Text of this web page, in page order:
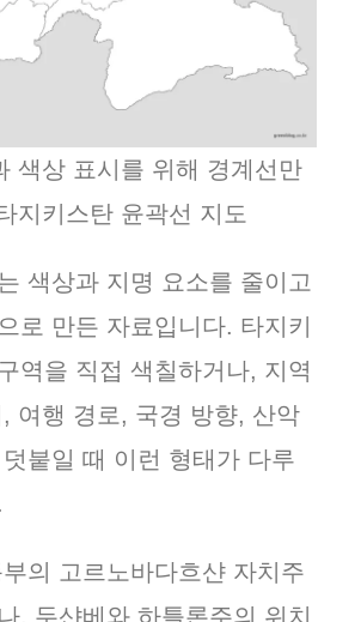
색상 표시를 위해 경계선만
지키스탄 윤곽선 지도
색상과 지명 요소를 줄이고
로 만든 자료입니다. 타지키
역을 직접 색칠하거나, 지역
여행 경로, 국경 방향, 산악
붙일 때 이런 형태가 다루
의 고르노바다흐샨 자치주
, 두샨베와 하틀론주의 위치